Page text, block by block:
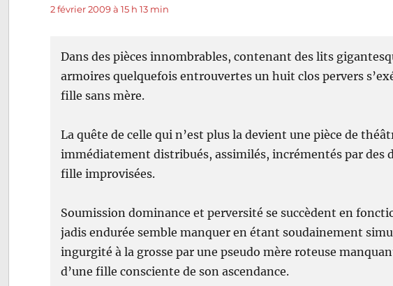
2 février 2009 à 15 h 13 min
Dans des pièces innombrables, contenant des lits
armoires quelquefois entrouvertes un huit clos pervers
fille sans mère.
La quête de celle qui n’est plus la devient une pièce de
immédiatement distribués, assimilés, incrémentés par des
fille improvisées.
Soumission dominance et perversité se succèdent en
jadis endurée semble manquer en étant soudainement
ingurgité à la grosse par une pseudo mère roteuse
d’une fille consciente de son ascendance.